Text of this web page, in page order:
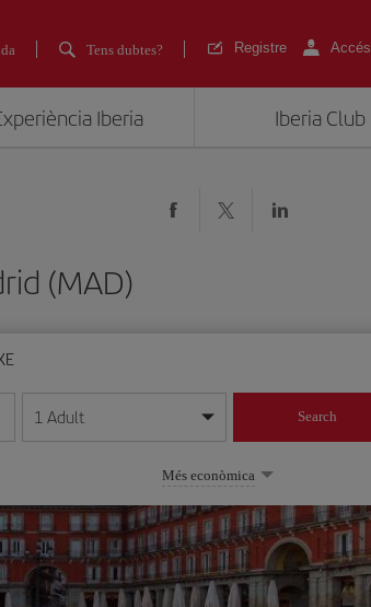
Tens dubtes? Registre Accés
Iberia Iberia Club
(MAD)
format dia/mes/any
1 Adult Search
Més econòmica